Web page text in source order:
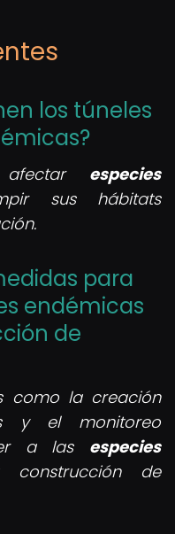
los túneles
afectar especies
sus hábitats
para
endémicas
de
como la creación
y el monitoreo
a las especies
de